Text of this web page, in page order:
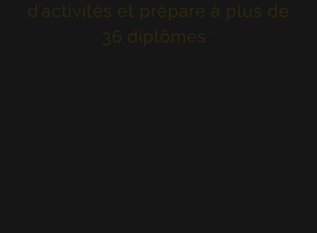
d’activités et prépare à plus de
36 diplômes :